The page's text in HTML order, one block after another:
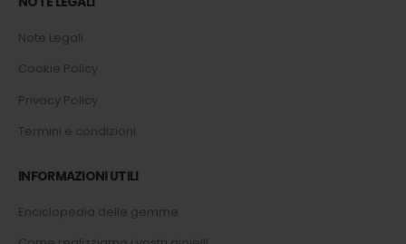
Note Legali
Cookie Policy
Privacy Policy
Termini e condizioni
INFORMAZIONI UTILI
Enciclopedia delle gemme